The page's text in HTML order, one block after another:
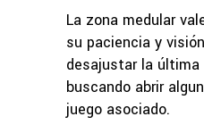
La zona medular
su paciencia y
desajustar la última
buscando abrir
juego asociado.